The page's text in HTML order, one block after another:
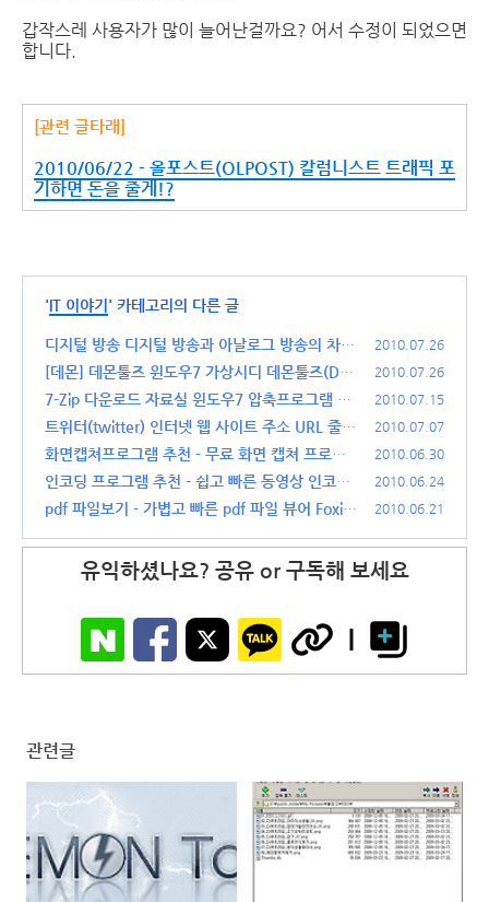
갑작스레 사용자가 많이 늘어난걸까요? 어서 수정이 되었으면
합니다.
[관련 글타래]
2010/06/22 - 올포스트(OLPOST) 칼럼니스트 트래픽 포
기하면 돈을 줄게!?
'IT 이야기 ' 카테고리의 다른 글
디지털 방송 디지털 방송과 아날로그 방송의 차이
는?
(14)
2010.07.26
[데몬] 데몬툴즈 윈도우7 가상시디 데몬툴즈(DA
EMON Tools) 다운로드, 사용법
(30)
2010.07.26
7-Zip 다운로드 자료실 윈도우7 압축프로그램 7-
Zip
(24)
2010.07.15
트위터(twitter) 인터넷 웹 사이트 주소 URL 줄이
기 사이트
(16)
2010.07.07
화면캡쳐프로그램 추천 - 무료 화면 캡쳐 프로그
램 오픈캡쳐(OpenCapture) 1.4.4 사용법 및 다
운받기
(41)
2010.06.30
인코딩 프로그램 추천 - 쉽고 빠른 동영상 인코딩
프로그램 다음 팟인코더 사용법과 다운 받기
(19)
2010.06.24
pdf 파일보기 - 가볍고 빠른 pdf 파일 뷰어 Foxit
2010.06.21
유익하셨나요? 공유 or 구독해 보세요
관련글